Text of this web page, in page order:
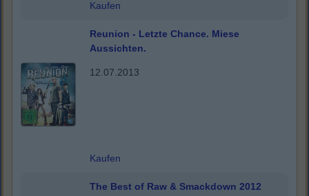
Kaufen
Reunion - Letzte Chance. Miese
Aussichten.
12.07.2013
Kaufen
The Best of Raw & Smackdown 2012